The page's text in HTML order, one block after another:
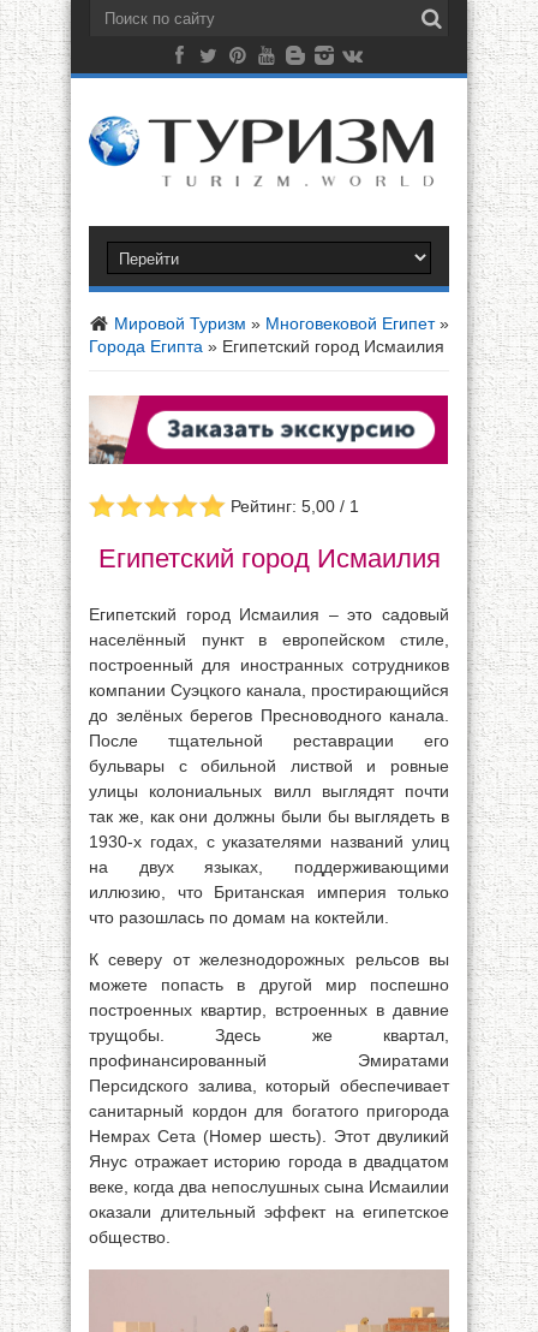
Мировой Туризм » Многовековой Египет »
Города Египта » Египетский город Исмаилия
Рейтинг: 5,00 / 1
Египетский город Исмаилия
Египетский город Исмаилия – это садовый
населённый пункт в европейском стиле,
построенный для иностранных сотрудников
компании Суэцкого канала, простирающийся
до зелёных берегов Пресноводного канала.
После тщательной реставрации его
бульвары с обильной листвой и ровные
улицы колониальных вилл выглядят почти
так же, как они должны были бы выглядеть в
1930-х годах, с указателями названий улиц
на двух языках, поддерживающими
иллюзию, что Британская империя только
что разошлась по домам на коктейли.
К северу от железнодорожных рельсов вы
можете попасть в другой мир поспешно
построенных квартир, встроенных в давние
трущобы. Здесь же квартал,
профинансированный Эмиратами
Персидского залива, который обеспечивает
санитарный кордон для богатого пригорода
Немрах Сета (Номер шесть). Этот двуликий
Янус отражает историю города в двадцатом
веке, когда два непослушных сына Исмаилии
оказали длительный эффект на египетское
общество.